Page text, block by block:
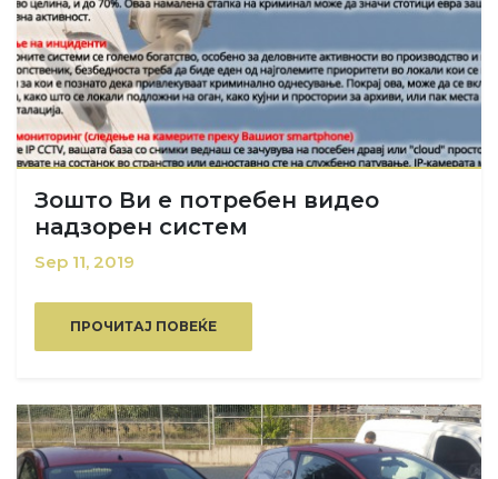
Зошто Ви е потребен видео
надзорен систем
Sep 11, 2019
ПРОЧИТАЈ ПОВЕЌЕ